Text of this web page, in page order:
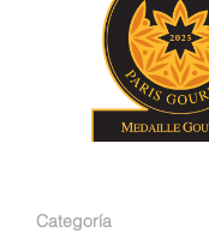
Categoría